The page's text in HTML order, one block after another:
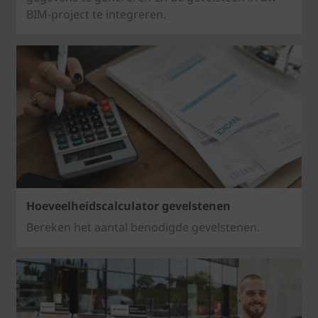
BIM-project te integreren.
Hoeveelheidscalculator gevelstenen
Bereken het aantal benodigde gevelstenen.